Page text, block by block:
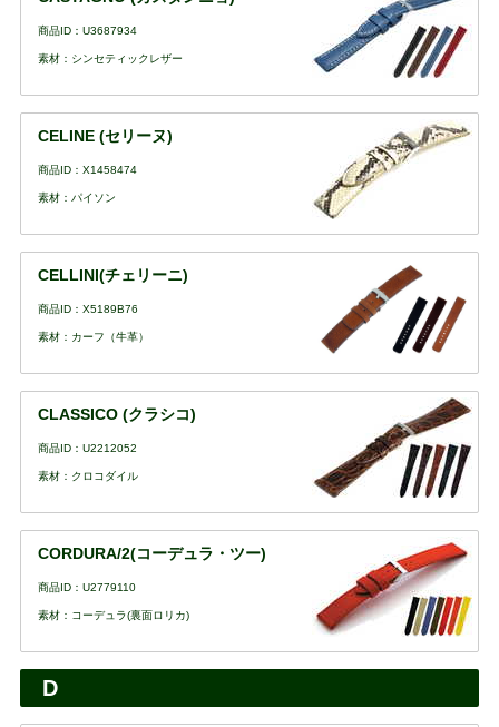
商品ID：U3687934
素材：シンセティックレザー
CELINE (セリーヌ)
商品ID：X1458474
素材：パイソン
CELLINI(チェリーニ)
商品ID：X5189B76
素材：カーフ（牛革）
CLASSICO (クラシコ)
商品ID：U2212052
素材：クロコダイル
CORDURA/2(コーデュラ・ツー)
商品ID：U2779110
素材：コーデュラ(裏面ロリカ)
D